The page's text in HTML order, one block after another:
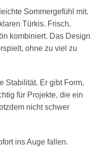
Sommergefühl mit.
Türkis. Frisch,
kombiniert. Das Design
ohne zu viel zu
Stabilität. Er gibt Form,
für Projekte, die ein
nicht schwer
ins Auge fallen.